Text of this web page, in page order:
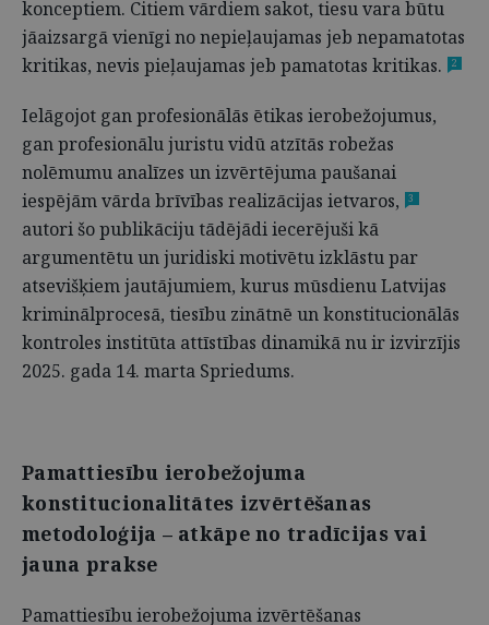
konceptiem. Citiem vārdiem sakot, tiesu vara būtu
jāaizsargā vienīgi no nepieļaujamas jeb nepamatotas
kritikas, nevis pieļaujamas jeb pamatotas kritikas.
2
Ielāgojot gan profesionālās ētikas ierobežojumus,
gan profesionālu juristu vidū atzītās robežas
nolēmumu analīzes un izvērtējuma paušanai
iespējām vārda brīvības realizācijas ietvaros,
3
autori šo publikāciju tādējādi iecerējuši kā
argumentētu un juridiski motivētu izklāstu par
atsevišķiem jautājumiem, kurus mūsdienu Latvijas
kriminālprocesā, tiesību zinātnē un konstitucionālās
kontroles institūta attīstības dinamikā nu ir izvirzījis
2025. gada 14. marta Spriedums.
Pamattiesību ierobežojuma
konstitucionalitātes izvērtēšanas
metodoloģija – atkāpe no tradīcijas vai
jauna prakse
Pamattiesību ierobežojuma izvērtēšanas